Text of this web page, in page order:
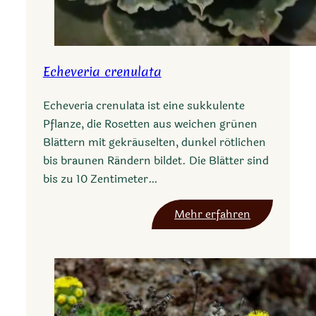
a
Echeveria crenulata
Echeveria crenulata ist eine sukkulente
Pflanze, die Rosetten aus weichen grünen
Blättern mit gekräuselten, dunkel rötlichen
bis braunen Rändern bildet. Die Blätter sind
bis zu 10 Zentimeter…
Mehr erfahren
E
h
e
v